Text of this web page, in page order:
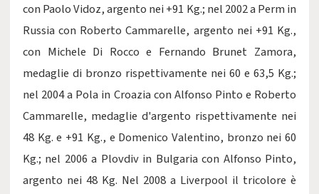
con Paolo Vidoz, argento nei +91 Kg.; nel 2002 a Perm in
Russia con Roberto Cammarelle, argento nei +91 Kg.,
con Michele Di Rocco e Fernando Brunet Zamora,
medaglie di bronzo rispettivamente nei 60 e 63,5 Kg.;
nel 2004 a Pola in Croazia con Alfonso Pinto e Roberto
Cammarelle, medaglie d'argento rispettivamente nei
48 Kg. e +91 Kg., e Domenico Valentino, bronzo nei 60
Kg.; nel 2006 a Plovdiv in Bulgaria con Alfonso Pinto,
argento nei 48 Kg. Nel 2008 a Liverpool il tricolore è